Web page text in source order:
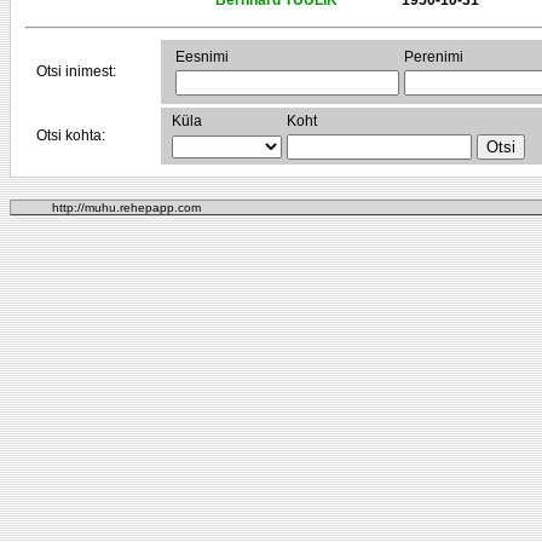
Otsi inimest:
Eesnimi Perenimi
Otsi kohta:
Küla Koht
http://muhu.rehepapp.com